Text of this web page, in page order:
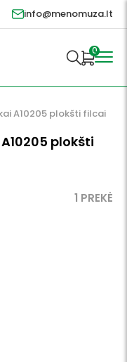
info@menomuza.lt
0
A10205 plokšti filcai
plokšti
1 PREKĖ